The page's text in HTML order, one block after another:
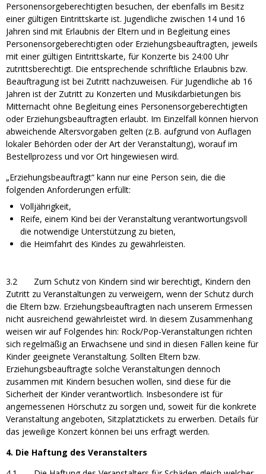
Personensorgeberechtigten besuchen, der ebenfalls im Besitz
einer gültigen Eintrittskarte ist. Jugendliche zwischen 14 und 16
Jahren sind mit Erlaubnis der Eltern und in Begleitung eines
Personensorgeberechtigten oder Erziehungsbeauftragten, jeweils
mit einer gültigen Eintrittskarte, für Konzerte bis 24:00 Uhr
zutrittsberechtigt. Die entsprechende schriftliche Erlaubnis bzw.
Beauftragung ist bei Zutritt nachzuweisen. Für Jugendliche ab 16
Jahren ist der Zutritt zu Konzerten und Musikdarbietungen bis
Mitternacht ohne Begleitung eines Personensorgeberechtigten
oder Erziehungsbeauftragten erlaubt. Im Einzelfall können hiervon
abweichende Altersvorgaben gelten (z.B. aufgrund von Auflagen
lokaler Behörden oder der Art der Veranstaltung), worauf im
Bestellprozess und vor Ort hingewiesen wird.
„Erziehungsbeauftragt“ kann nur eine Person sein, die die
folgenden Anforderungen erfüllt:
Volljährigkeit,
Reife, einem Kind bei der Veranstaltung verantwortungsvoll
die notwendige Unterstützung zu bieten,
die Heimfahrt des Kindes zu gewährleisten.
3.2 Zum Schutz von Kindern sind wir berechtigt, Kindern den
Zutritt zu Veranstaltungen zu verweigern, wenn der Schutz durch
die Eltern bzw. Erziehungsbeauftragten nach unserem Ermessen
nicht ausreichend gewährleistet wird. In diesem Zusammenhang
weisen wir auf Folgendes hin: Rock/Pop-Veranstaltungen richten
sich regelmäßig an Erwachsene und sind in diesen Fällen keine für
Kinder geeignete Veranstaltung. Sollten Eltern bzw.
Erziehungsbeauftragte solche Veranstaltungen dennoch
zusammen mit Kindern besuchen wollen, sind diese für die
Sicherheit der Kinder verantwortlich. Insbesondere ist für
angemessenen Hörschutz zu sorgen und, soweit für die konkrete
Veranstaltung angeboten, Sitzplatztickets zu erwerben. Details für
das jeweilige Konzert können bei uns erfragt werden.
4. Die Haftung des Veranstalters